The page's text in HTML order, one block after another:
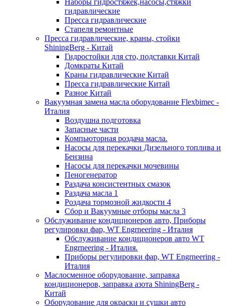
Наборы гидростяжек,насосы,стяжки
гидравлические
Пресса гидравлические
Стапеля ремонтные
Пресса гидравлические, краны, стойки
ShiningBerg - Китай
Гидростойки для сто, подставки Китай
Домкраты Китай
Краны гидравлические Китай
Пресса гидравлические Китай
Разное Китай
Вакуумная замена масла оборудование Flexbimeс -
Италия
Воздушна подготовка
Запасные части
Компьюторная роздача масла.
Насосы для перекачки Дизельного топлива и
Бензина
Насосы для перекачки мочевины
Пеногенератор
Раздача консистентных смазок
Раздача масла 1
Роздача тормозной жидкости 4
Сбор и Вакуумные отборы масла 3
Обслуживание кондиционеров авто, Приборы
регулировки фар, WT Engrneering - Италия
Обслуживание кондиционеров авто WT
Engrneering - Италия.
Приборы регулировки фар, WT Engrneering -
Италия
Маслосменное оборудование, заправка
кондиционеров, заправка азота ShiningBerg -
Китай
Оборудование для окраски и сушки авто